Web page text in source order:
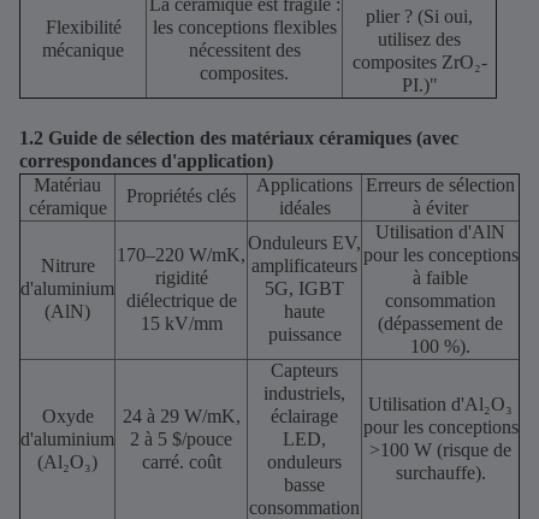
Flexibilité
mécanique
La céramique est fragile :
les conceptions flexibles
nécessitent des
composites.
plier ? (Si oui,
utilisez des
composites ZrO₂-
PI.)"
1.2 Guide de sélection des matériaux céramiques (avec
correspondances d'application)
Matériau
céramique
Propriétés clés
Applications
idéales
Erreurs de sélection
à éviter
Nitrure
d'aluminium
(AlN)
170–220 W/mK,
rigidité
diélectrique de
15 kV/mm
Onduleurs EV,
amplificateurs
5G, IGBT
haute
puissance
Utilisation d'AlN
pour les conceptions
à faible
consommation
(dépassement de
100 %).
Oxyde
d'aluminium
(Al₂O₃)
24 à 29 W/mK,
2 à 5 $/pouce
carré. coût
Capteurs
industriels,
éclairage
LED,
onduleurs
basse
consommation
Utilisation d'Al₂O₃
pour les conceptions
>100 W (risque de
surchauffe).